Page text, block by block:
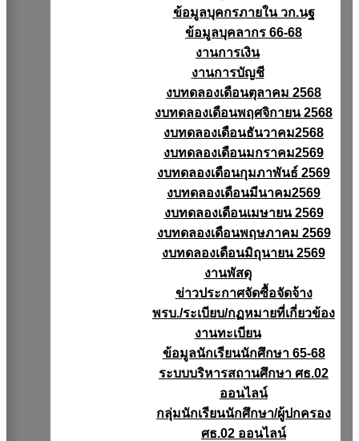
ข้อมูลบุคกรภายใน วก.นฐ
ข้อมูลบุคลากร 66-68
งานการเงิน
งานการบัญชี
งบทดลองเดือนตุลาคม 2568
งบทดลองเดือนพฤศจิกายน 2568
งบทดลองเดือนธันวาคม2568
งบทดลองเดือนมกราคม2569
งบทดลองเดือนกุมภาพันธ์ 2569
งบทดลองเดือนมีนาคม2569
งบทดลองเดือนเมษายน 2569
งบทดลองเดือนพฤษภาคม 2569
งบทดลองเดือนมิถุนายน 2569
งานพัสดุ
ข่าวประกาศจัดซื้อจัดจ้าง
พรบ./ระเบียบ/กฏหมายที่เกี่ยวข้อง
งานทะเบียน
ข้อมูลนักเรียนนักศึกษา 65-68
ระบบบริหารสถานศึกษา ศธ.02
ออนไลน์
กลุ่มนักเรียนนักศึกษา/ผู้ปกครอง
ศธ.02 ออนไลน์